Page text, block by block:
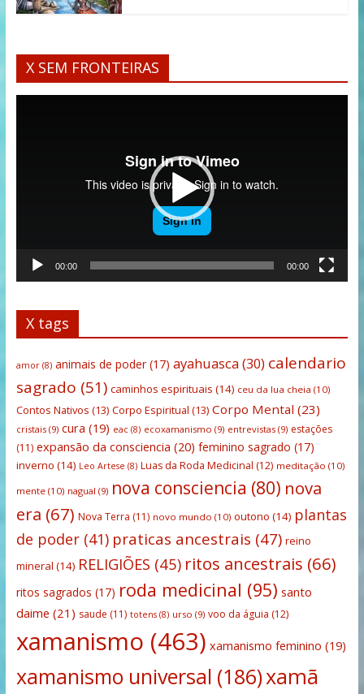
X SEM FRONTEIRAS
00:00 00:00
X tags
amor(8) animais de poder(17) ayahuasca(30) calendario
sagrado (51) caminhos espirituais (14) ceu da lua cheia (10)
Contos Nativos (13) Corpo Espiritual (13) Corpo Mental (23)
cristais(9) cura (19) eac(8) ecoxamanismo (9) entrevistas(9) estações
(11) expansão da consciencia (20) feminino sagrado (17)
inverno (14) Leo Artese (8) Luas da Roda Medicinal (12) meditação (10)
mente(10) nagual (9) nova consciencia (80) nova
era (67) Nova Terra (11) novo mundo (10) outono (14) plantas
de poder(41) praticas ancestrais (47) reino
mineral (14) RELIGIÕES (45) ritos ancestrais (66)
ritos sagrados (17) roda medicinal (95) santo
daime (21) saude (11) totens(8) urso (9) voo da águia (12)
xamanismo (463) xamanismo feminino (19)
xamanismo universal (186)xamã